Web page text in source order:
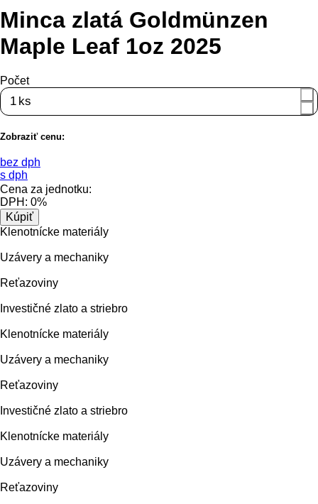
Minca zlatá Goldmünzen
Maple Leaf 1oz 2025
Počet
ks
Zobraziť cenu:
bez dph
s dph
Cena za jednotku:
DPH: 0%
Klenotnícke materiály
Uzávery a mechaniky
Reťazoviny
Investičné zlato a striebro
Klenotnícke materiály
Uzávery a mechaniky
Reťazoviny
Investičné zlato a striebro
Klenotnícke materiály
Uzávery a mechaniky
Reťazoviny